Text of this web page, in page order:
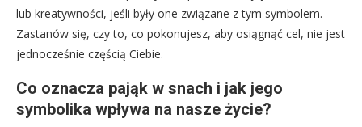
lub kreatywności, jeśli były one związane z tym symbolem.
Zastanów się, czy to, co pokonujesz, aby osiągnąć cel, nie jest
jednocześnie częścią Ciebie.
Co oznacza pająk w snach i jak jego
symbolika wpływa na nasze życie?